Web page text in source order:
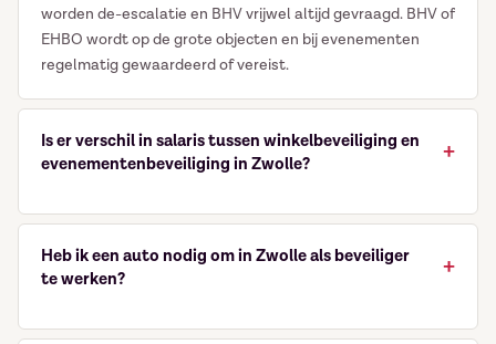
worden de-escalatie en BHV vrijwel altijd gevraagd. BHV of
EHBO wordt op de grote objecten en bij evenementen
regelmatig gewaardeerd of vereist.
Is er verschil in salaris tussen winkelbeveiliging en
evenementenbeveiliging in Zwolle?
doorgaans op schaal 2 (vanaf € 16,63 bruto per uur), terwijl
evenementen-, zorg- en kantoorbeveiliging vaak op schaal
3 zit (circa € 18 – € 21,50). Omdat bij evenementen, in de
wordt gewerkt, lopen de ORT-toeslagen daar bovenop
Heb ik een auto nodig om in Zwolle als beveiliger
te werken?